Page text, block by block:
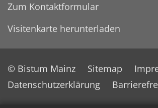
Zum Kontaktformular
Visitenkarte herunterladen
© Bistum Mainz Sitemap
Datenschutzerklärung